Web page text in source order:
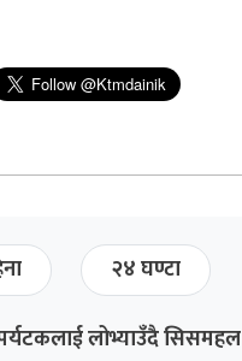
२४ घण्टा
लोभ्याउँदै सिसमहल